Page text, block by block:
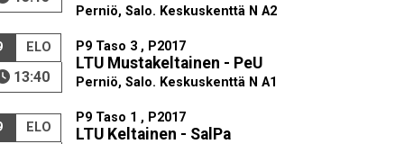
Perniö, Salo. Keskuskenttä N A2
ELO
13:40
P9 Taso 3 , P2017
LTU Mustakeltainen - PeU
Perniö, Salo. Keskuskenttä N A1
ELO
P9 Taso 1 , P2017
LTU Keltainen - SalPa